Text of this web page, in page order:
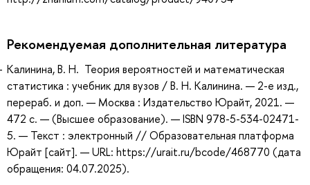
Рекомендуемая дополнительная литература
Калинина, В. Н. Теория вероятностей и математическая
статистика : учебник для вузов / В. Н. Калинина. — 2-е изд.,
перераб. и доп. — Москва : Издательство Юрайт, 2021. —
472 с. — (Высшее образование). — ISBN 978-5-534-02471-
5. — Текст : электронный // Образовательная платформа
Юрайт [сайт]. — URL: https://urait.ru/bcode/468770 (дата
обращения: 04.07.2025).